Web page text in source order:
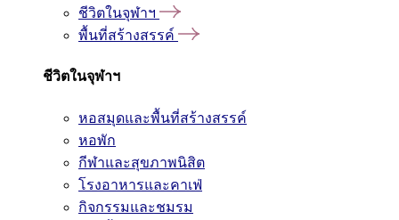
ชีวิตในจุฬาฯ
พื้นที่สร้างสรรค์
ชีวิตในจุฬาฯ
หอสมุดและพื้นที่สร้างสรรค์
หอพัก
กีฬาและสุขภาพนิสิต
โรงอาหารและคาเฟ่
กิจกรรมและชมรม